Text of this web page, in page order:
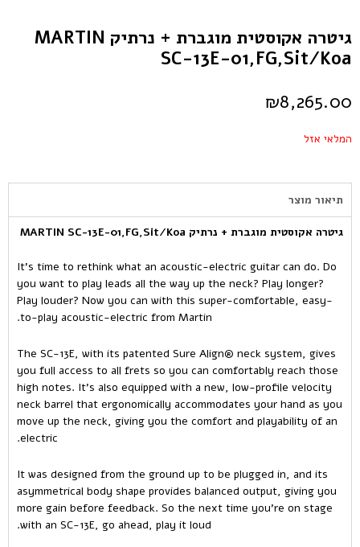
גיטרה אקוסטית מוגברת + נרתיק MARTIN
SC-13E-01,FG,Sit/Koa
₪8,265.00
המלאי אזל
תיאור מוצר
גיטרה אקוסטית מוגברת + נרתיק MARTIN SC-13E-01,FG,Sit/Koa
It’s time to rethink what an acoustic-electric guitar can do. Do
you want to play leads all the way up the neck? Play longer?
Play louder? Now you can with this super-comfortable, easy-
to-play acoustic-electric from Martin.
The SC-13E, with its patented Sure Align® neck system, gives
you full access to all frets so you can comfortably reach those
high notes. It’s also equipped with a new, low-profile velocity
neck barrel that ergonomically accommodates your hand as you
move up the neck, giving you the comfort and playability of an
electric.
It was designed from the ground up to be plugged in, and its
asymmetrical body shape provides balanced output, giving you
more gain before feedback. So the next time you’re on stage
with an SC-13E, go ahead, play it loud.